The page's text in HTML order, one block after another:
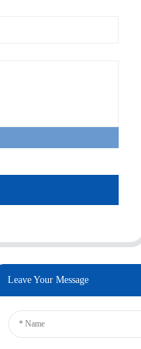
Leave Your Message